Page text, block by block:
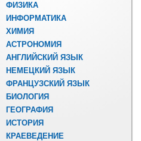
ФИЗИКА
ИНФОРМАТИКА
ХИМИЯ
АСТРОНОМИЯ
АНГЛИЙСКИЙ ЯЗЫК
НЕМЕЦКИЙ ЯЗЫК
ФРАНЦУЗСКИЙ ЯЗЫК
БИОЛОГИЯ
ГЕОГРАФИЯ
ИСТОРИЯ
КРАЕВЕДЕНИЕ